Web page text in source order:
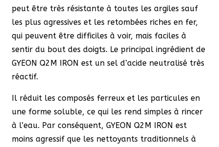
peut être très résistante à toutes les argiles sauf
les plus agressives et les retombées riches en fer,
qui peuvent être difficiles à voir, mais faciles à
sentir du bout des doigts. Le principal ingrédient de
GYEON Q2M IRON est un sel d’acide neutralisé très
réactif.
Il réduit les composés ferreux et les particules en
une forme soluble, ce qui les rend simples à rincer
à l’eau. Par conséquent, GYEON Q2M IRON est
moins agressif que les nettoyants traditionnels à